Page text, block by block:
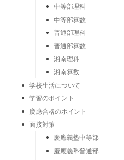
中等部理科
中等部算数
普通部理科
普通部算数
湘南理科
湘南算数
学校生活について
学習のポイント
慶應合格のポイント
面接対策
慶應義塾中等部
慶應義塾普通部